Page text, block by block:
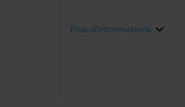
Plus d’informations